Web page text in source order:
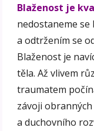
Blaženost je
nedostaneme
a odtržením se
Blaženost je
těla. Až vlivem
traumatem
závoji
a duchovního